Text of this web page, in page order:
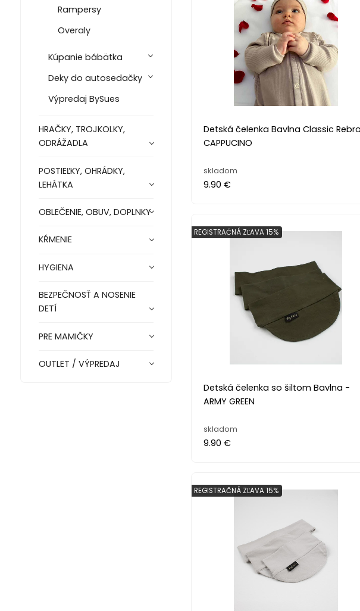
Rampersy
Overaly
Kúpanie bábätka
Deky do autosedačky
Výpredaj BySues
HRAČKY, TROJKOLKY,
ODRÁŽADLA
POSTIEĽKY, OHRÁDKY,
LEHÁTKA
OBLEČENIE, OBUV, DOPLNKY
KŔMENIE
HYGIENA
BEZPEČNOSŤ A NOSENIE
DETÍ
PRE MAMIČKY
OUTLET / VÝPREDAJ
Detská čelenka Bavlna Classic
CAPPUCINO
skladom
9.90 €
Detská čelenka so šiltom Bavlna -
ARMY GREEN
REGISTRAČNÁ ZĽAVA 15%
skladom
9.90 €
REGISTRAČNÁ ZĽAVA 15%